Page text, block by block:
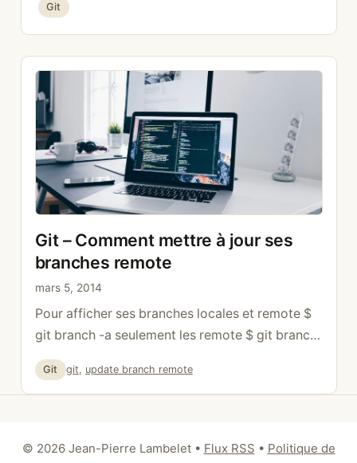
les supprimer (excepté master) git branch |
grep -v « master » | xargs git branch -D
Catégories
Git
Git – Comment mettre à jour ses
branches remote
mars 5, 2014
Pour afficher ses branches locales et remote $
git branch -a seulement les remote $ git branch
-r Pour que la liste soit mise à jour vous pouvez
utiliser $ git remote update $ git remote prune
origin
Catégories
Git Étiquettes
git, update branch remote
© 2026 Jean-Pierre Lambelet• Flux RSS • Politique de